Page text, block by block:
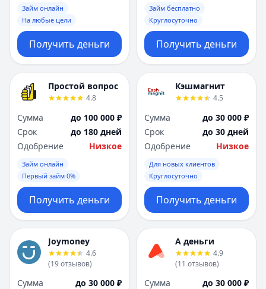
Займ онлайн
На любые цели
Получить деньги
Займ бесплатно
Круглосуточно
Получить деньги
Простой вопрос
4.8
Сумма
до 100 000 ₽
Срок
до 180 дней
Одобрение
Низкое
Займ онлайн
Первый займ 0%
Получить деньги
Кэшмагнит
4.5
Сумма
до 30 000 ₽
Срок
до 30 дней
Одобрение
Низкое
Для новых клиентов
Круглосуточно
Получить деньги
Joymoney
4.6
(19отзывов)
Сумма
до 30 000 ₽
А деньги
4.9
(11 отзывов)
Сумма
до 30 000 ₽